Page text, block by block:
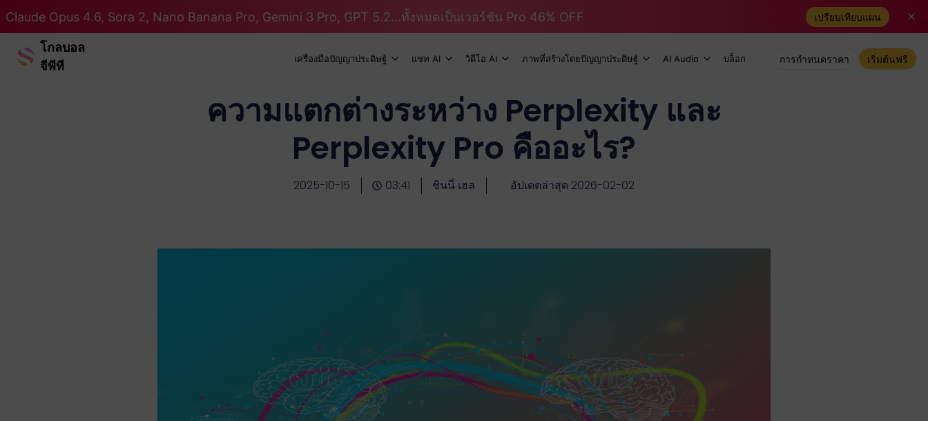
Claude Opus 4.6, Sora 2, Nano Banana Pro, Gemini 3 Pro, GPT 5.2...ทั้งหมดเป็นเวอร์ชัน Pro 46% OFF เปรียบเทียบแผน
โกลบอล
จีพีที
เครื่องมือปัญญาประดิษฐ์ แชท AI วิดีโอ AI ภาพที่สร้างโดยปัญญาประดิษฐ์ AI Audio บล็อก การกำหนดราคา เริ่มต้นฟรี
ความแตกต่างระหว่าง Perplexity และ
Perplexity Pro คืออะไร?
2025-10-15 03:41 ชินนี่ เฮล อัปเดตล่าสุด 2026-02-02